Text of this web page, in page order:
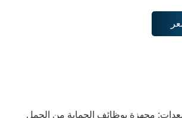
مجهزة بوظائف الحماية من الحمل